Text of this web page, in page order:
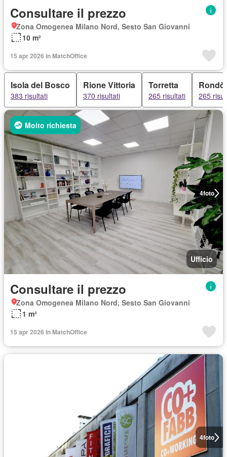
Consultare il prezzo
Zona Omogenea Milano Nord, Sesto San Giovanni
10 m²
15 apr 2026 in MatchOffice
Isola del Bosco
383 risultati
Rione Vittoria
370 risultati
Torretta
265 risultati
Rondò
265
4foto
Molto richiesta
Ufficio
Consultare il prezzo
Zona Omogenea Milano Nord, Sesto San Giovanni
1 m²
15 apr 2026 in MatchOffice
4foto